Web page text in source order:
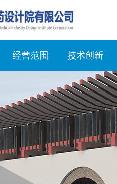
经营范围 技术创新